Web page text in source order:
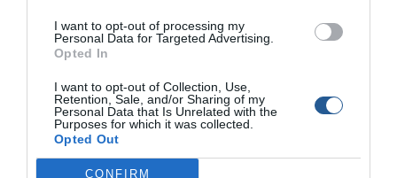
I want to opt-out of processing my
Personal Data for Targeted Advertising.
Opted In
I want to opt-out of Collection, Use,
Retention, Sale, and/or Sharing of my
Personal Data that Is Unrelated with the
Purposes for which it was collected.
Opted Out
CONFIRM
— Anadolu Ajansı (@anadoluajansi)December 30,
Δεν έχει γίνει ακόμη γνωστή η κατάσταση των δύο
δεξαμενόπλοιων ούτε τα αίτια που οδήγησαν στην
εκπομπή των σημάτων κινδύνου.